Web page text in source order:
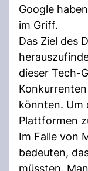
Google
im Griff.
Das Ziel des
dieser Tech-
könnten. Um
Plattformen
Im Falle von
bedeuten,
müssten.